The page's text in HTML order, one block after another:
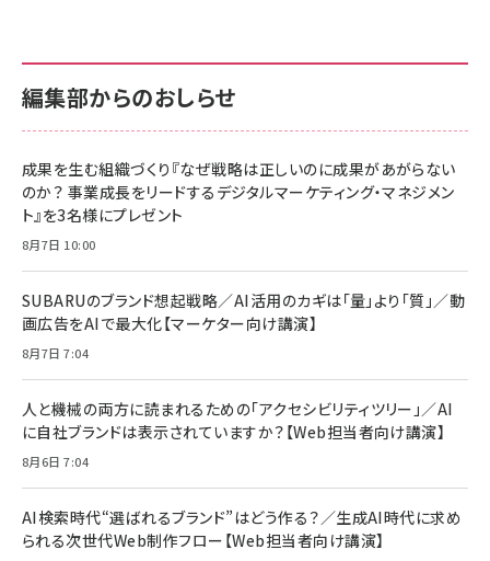
￥880
anan(アンアン)2026/06/24号 No.2500増刊
スペシャルエディション[王道エンタメの矜持／
￥1,100
anan(アンアン)2026/07/08号 No.2502[2026
￥880
ママ投資家が育休中に１億貯めた株式投資
組織の成果を最大化する ルールのデザイン
￥1,980
Amazonランキングをもっと見る
サポート正規品 メーカー保証5年 KLMEA128G
NIMASO ガラスフィルム iPhone 17 用 保護フィ
すい ガイド枠付き いPhone17 (6.3インチ) 対応
2枚セット DSP25F1698
￥1,599
￥6,980
全ワイヤレスイヤホン/アクティブノイズキャンセリ
技術基準適合】ブラック
￥5,990
ケーブル Anker絡まないケーブル 240W 結束バン
ド付き USB PD対応 シリコン素材採用 iPhone
17 / 16 / 15 / Galaxy iPad Pro MacBook
Pro/Air 各種対応 (1.8m ミッドナイトブラック)
￥1,890
サポート正規品 メーカー保証5年 KLMEA128G
Amazon eギフトカード - Amazonロゴ - クラ
￥5,000
Anker PowerLine III Flow USB-C & USB-C
Pro/Air 各種対応 (1.8m ミッドナイトブラック)
￥1,890
サッポロ 生ビール 黒ラベル 350ml 缶 24本 ビー
ル ケース買い【6/30応募〆切! 黒ラベルビヤセラー
￥4,857
編集部からのおしらせ
成果を生む組織づくり『なぜ戦略は正しいのに成果があがらない
のか？ 事業成長をリードするデジタルマーケティング・マネジメン
ト』を3名様にプレゼント
8月7日 10:00
SUBARUのブランド想起戦略／AI活用のカギは「量」より「質」／動
画広告をAIで最大化【マーケター向け講演】
8月7日 7:04
人と機械の両方に読まれるための「アクセシビリティツリー」／AI
に自社ブランドは表示されていますか？【Web担当者向け講演】
8月6日 7:04
AI検索時代“選ばれるブランド”はどう作る？／生成AI時代に求め
られる次世代Web制作フロー【Web担当者向け講演】